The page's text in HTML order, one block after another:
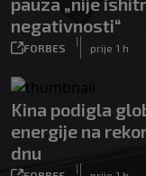
negativnosti“
FORBES
|
prije 1 h
Kina podigla
energije na
dnu
|